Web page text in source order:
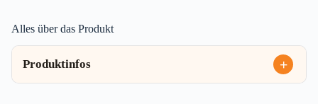
Alles über das Produkt
Produktinfos